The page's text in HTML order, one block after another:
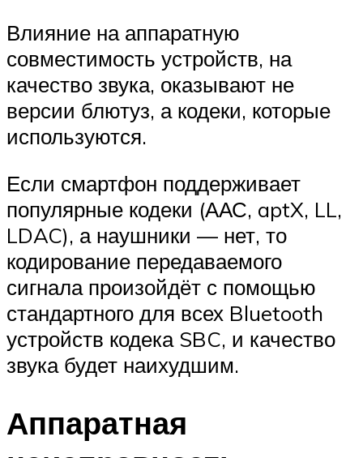
Влияние на аппаратную
совместимость устройств, на
качество звука, оказывают не
версии блютуз, а кодеки, которые
используются.
Если смартфон поддерживает
популярные кодеки (ААС, aptX, LL,
LDAC), а наушники — нет, то
кодирование передаваемого
сигнала произойдёт с помощью
стандартного для всех Bluetooth
устройств кодека SBC, и качество
звука будет наихудшим.
Аппаратная